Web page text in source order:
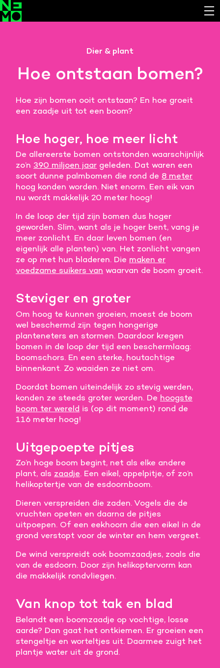
Dier & plant
Hoe ontstaan bomen?
Hoe zijn bomen ooit ontstaan? En hoe groeit
een zaadje uit tot een boom?
Hoe hoger, hoe meer licht
De allereerste bomen ontstonden waarschijnlijk
zo’n 390 miljoen jaar geleden. Dat waren een
soort dunne palmbomen die rond de 8 meter
hoog konden worden. Niet enorm. Een eik van
nu wordt makkelijk 20 meter hoog!
In de loop der tijd zijn bomen dus hoger
geworden. Slim, want als je hoger bent, vang je
meer zonlicht. En daar leven bomen (en
eigenlijk alle planten) van. Het zonlicht vangen
ze op met hun bladeren. Die maken er
voedzame suikers van waarvan de boom groeit.
Steviger en groter
Om hoog te kunnen groeien, moest de boom
wel beschermd zijn tegen hongerige
planteneters en stormen. Daardoor kregen
bomen in de loop der tijd een beschermlaag:
boomschors. En een sterke, houtachtige
binnenkant. Zo waaiden ze niet om.
Doordat bomen uiteindelijk zo stevig werden,
konden ze steeds groter worden. De hoogste
boom ter wereld is (op dit moment) rond de
116 meter hoog!
Uitgepoepte pitjes
Zo’n hoge boom begint, net als elke andere
plant, als zaadje. Een eikel, appelpitje, of zo’n
helikoptertje van de esdoornboom.
Dieren verspreiden die zaden. Vogels die de
vruchten opeten en daarna de pitjes
uitpoepen. Of een eekhoorn die een eikel in de
grond verstopt voor de winter en hem vergeet.
De wind verspreidt ook boomzaadjes, zoals die
van de esdoorn. Door zijn helikoptervorm kan
die makkelijk rondvliegen.
Van knop tot tak en blad
Belandt een boomzaadje op vochtige, losse
aarde? Dan gaat het ontkiemen. Er groeien een
stengeltje en worteltjes uit. Daarmee zuigt het
plantje water uit de grond.
Noodzakelijk om de website laten werken.
Cookies van derde partijen
bekijken.
Analyseert het websitegebruik en helpt de website
verbeteren.
Marketing cookies
Verzamelt informatie over de klantreis.
Deze website maakt gebruik van cookies. Pas hier
je voorkeuren aan.
Meer informatie
Alle cookies accepteren